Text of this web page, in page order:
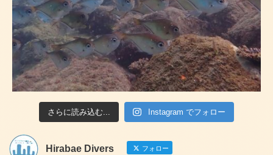
さらに読み込む... Instagram でフォロー
Hirabae Divers フォロー